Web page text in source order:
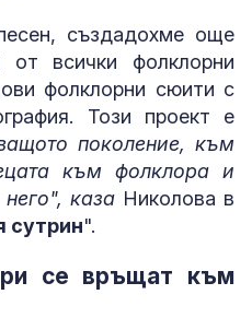
създадохме още
от всички фолклорни
фолклорни сюити с
Този проект е
поколение, към
към фолклора и
каза Николова в
сутрин".
се връщат към